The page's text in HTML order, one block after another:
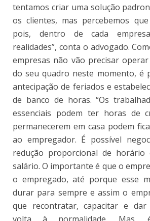
tentamos criar uma solução
os clientes, mas percebemos
pois, dentro de cada
realidades”, conta o advogado.
empresas não vão precisar
do seu quadro neste momento, é
antecipação de feriados e
de banco de horas. “Os
essenciais podem ter horas de
permanecerem em casa podem
ao empregador. É possível
redução proporcional de horário
salário. O importante é que o
o empregado, até porque esse
durar para sempre e assim o
que recontratar, capacitar e